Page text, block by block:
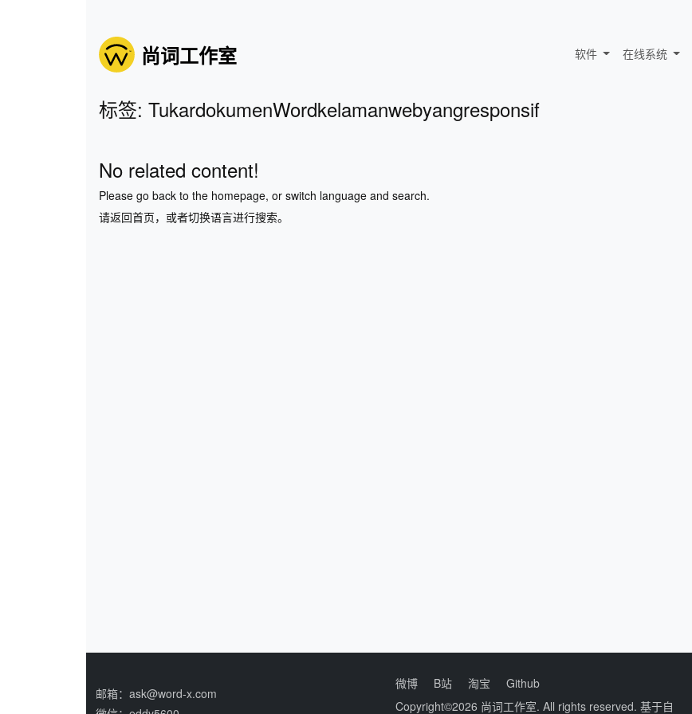
尚词工作室 软件 在线系统
标签: TukardokumenWordkelamanwebyangresponsif
No related content!
Please go back to the homepage, or switch language and search.
请返回首页，或者切换语言进行搜索。
邮箱：ask@word-x.com
微博 B站 淘宝
Github
Copyright©2026 尚词工作室. All rights reserved. 基于自